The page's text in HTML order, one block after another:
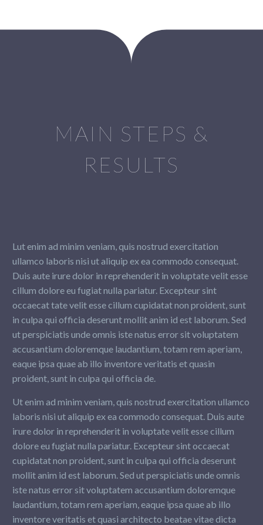
MAIN STEPS &
RESULTS
Lut enim ad minim veniam, quis nostrud exercitation
ullamco laboris nisi ut aliquip ex ea commodo consequat.
Duis aute irure dolor in reprehenderit in voluptate velit esse
cillum dolore eu fugiat nulla pariatur. Excepteur sint
occaecat tate velit esse cillum cupidatat non proident, sunt
in culpa qui officia deserunt mollit anim id est laborum. Sed
ut perspiciatis unde omnis iste natus error sit voluptatem
accusantium doloremque laudantium, totam rem aperiam,
eaque ipsa quae ab illo inventore veritatis et quasin
proident, sunt in culpa qui officia de.
Ut enim ad minim veniam, quis nostrud exercitation ullamco
laboris nisi ut aliquip ex ea commodo consequat. Duis aute
irure dolor in reprehenderit in voluptate velit esse cillum
dolore eu fugiat nulla pariatur. Excepteur sint occaecat
cupidatat non proident, sunt in culpa qui officia deserunt
mollit anim id est laborum. Sed ut perspiciatis unde omnis
iste natus error sit voluptatem accusantium doloremque
laudantium, totam rem aperiam, eaque ipsa quae ab illo
inventore veritatis et quasi architecto beatae vitae dicta